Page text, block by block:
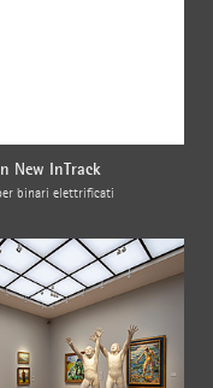
New InTrack
binari elettrificati